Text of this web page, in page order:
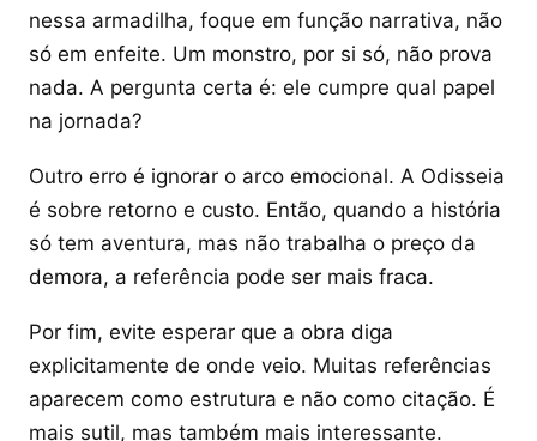
nessa armadilha, foque em função narrativa, não
só em enfeite. Um monstro, por si só, não prova
nada. A pergunta certa é: ele cumpre qual papel
na jornada?
Outro erro é ignorar o arco emocional. A Odisseia
é sobre retorno e custo. Então, quando a história
só tem aventura, mas não trabalha o preço da
demora, a referência pode ser mais fraca.
Por fim, evite esperar que a obra diga
explicitamente de onde veio. Muitas referências
aparecem como estrutura e não como citação. É
mais sutil, mas também mais interessante.